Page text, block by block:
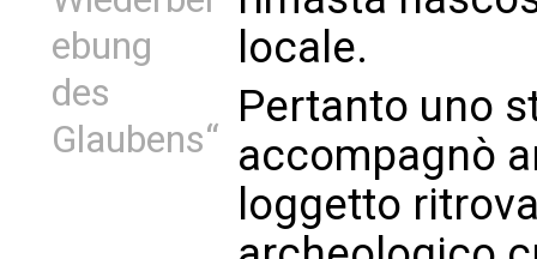
ebung
des
Glaubens“
locale.
Pertanto uno
accompagnò
loggetto